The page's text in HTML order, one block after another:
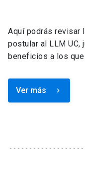
Aquí podrás revisar
postular al LLM UC,
beneficios a los
Ver más keyboard_arrow_right